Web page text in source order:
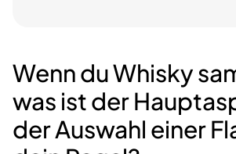
Wenn du Whisky
was ist der
der Auswahl einer